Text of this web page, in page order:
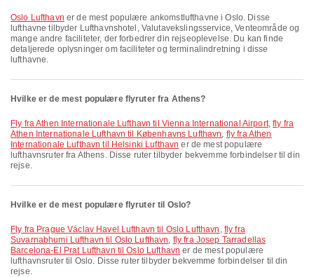
Oslo Lufthavn er de mest populære ankomstlufthavne i Oslo. Disse
lufthavne tilbyder Lufthavnshotel, Valutavekslingsservice, Venteområde og
mange andre faciliteter, der forbedrer din rejseoplevelse. Du kan finde
detaljerede oplysninger om faciliteter og terminalindretning i disse
lufthavne.
Hvilke er de mest populære flyruter fra Athens?
fly fra Athen Internationale Lufthavn til Vienna International Airport,fly fra
Athen Internationale Lufthavn til Københavns Lufthavn, fly fra Athen
Internationale Lufthavn til Helsinki Lufthavn er de mest populære
lufthavnsruter fra Athens. Disse ruter tilbyder bekvemme forbindelser til din
rejse.
Hvilke er de mest populære flyruter til Oslo?
fly fra Prague Václav Havel Lufthavn til Oslo Lufthavn , fly fra
Suvarnabhumi Lufthavn til Oslo Lufthavn, fly fra Josep Tarradellas
Barcelona-El Prat Lufthavn til Oslo Lufthavn er de mest populære
lufthavnsruter til Oslo. Disse ruter tilbyder bekvemme forbindelser til din
rejse.